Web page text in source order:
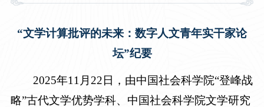
“文学计算批评的未来：数字人文青年实干家论
坛”纪要
2025年11 月 22日，由中国社会科学院“登峰战
略”古代文学优势学科、中国社会科学院文学研究